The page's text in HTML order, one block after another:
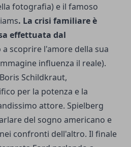
fotografia) e il famoso
. La crisi familiare è
effettuata dal
a scoprire l'amore della sua
influenza il reale).
Schildkraut,
per la potenza e la
attore. Spielberg
del sogno americano e
confronti dell'altro. Il finale